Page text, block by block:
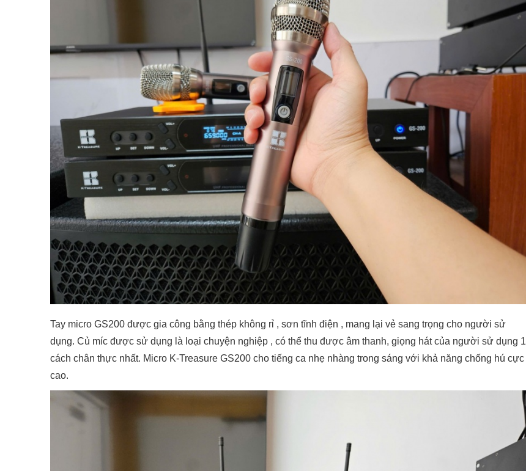
Tay micro GS200 được gia công bằng thép không rỉ , sơn tĩnh điện , mang lại vẻ sang trọng cho người sử
dụng. Củ míc được sử dụng là loại chuyện nghiệp , có thể thu được âm thanh, giọng hát của người sử dụng 1
cách chân thực nhất. Micro K-Treasure GS200 cho tiếng ca nhẹ nhàng trong sáng với khả năng chống hú cực
cao.